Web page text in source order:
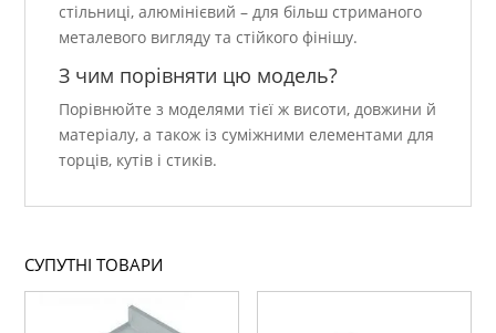
стільниці, алюмінієвий – для більш стриманого
металевого вигляду та стійкого фінішу.
З чим порівняти цю модель?
Порівнюйте з моделями тієї ж висоти, довжини й
матеріалу, а також із суміжними елементами для
торців, кутів і стиків.
СУПУТНІ ТОВАРИ